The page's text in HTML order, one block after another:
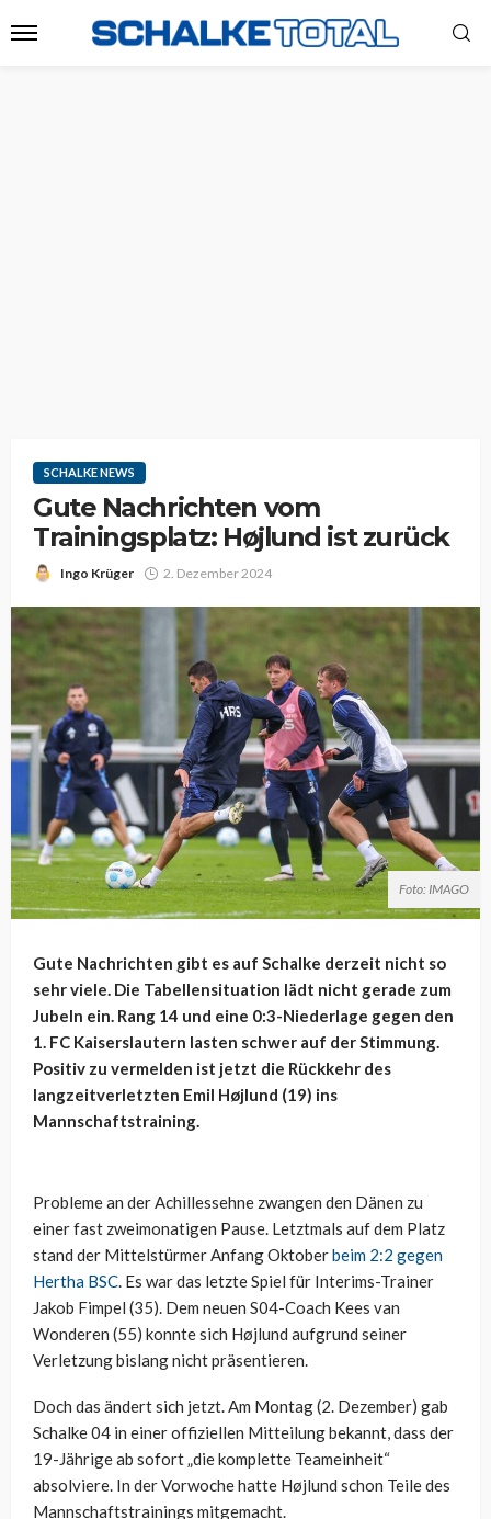
SCHALKE NEWS
Gute Nachrichten vom
Trainingsplatz: Højlund ist zurück
Ingo Krüger 2. Dezember 2024
Foto: IMAGO
Gute Nachrichten gibt es auf Schalke derzeit nicht so
sehr viele. Die Tabellensituation lädt nicht gerade zum
Jubeln ein. Rang 14 und eine 0:3-Niederlage gegen den
1. FC Kaiserslautern lasten schwer auf der Stimmung.
Positiv zu vermelden ist jetzt die Rückkehr des
langzeitverletzten Emil Højlund (19) ins
Mannschaftstraining.
Probleme an der Achillessehne zwangen den Dänen zu
einer fast zweimonatigen Pause. Letztmals auf dem Platz
stand der Mittelstürmer Anfang Oktoberbeim 2:2 gegen
Hertha BSC. Es war das letzte Spiel für Interims-Trainer
Jakob Fimpel (35). Dem neuen S04-Coach Kees van
Wonderen (55) konnte sich Højlund aufgrund seiner
Verletzung bislang nicht präsentieren.
Doch das ändert sich jetzt. Am Montag (2. Dezember) gab
Schalke 04 in einer offiziellen Mitteilung bekannt, dass der
19-Jährige ab sofort „die komplette Teameinheit“
absolviere. In der Vorwoche hatte Højlund schon Teile des
Mannschaftstrainings mitgemacht.